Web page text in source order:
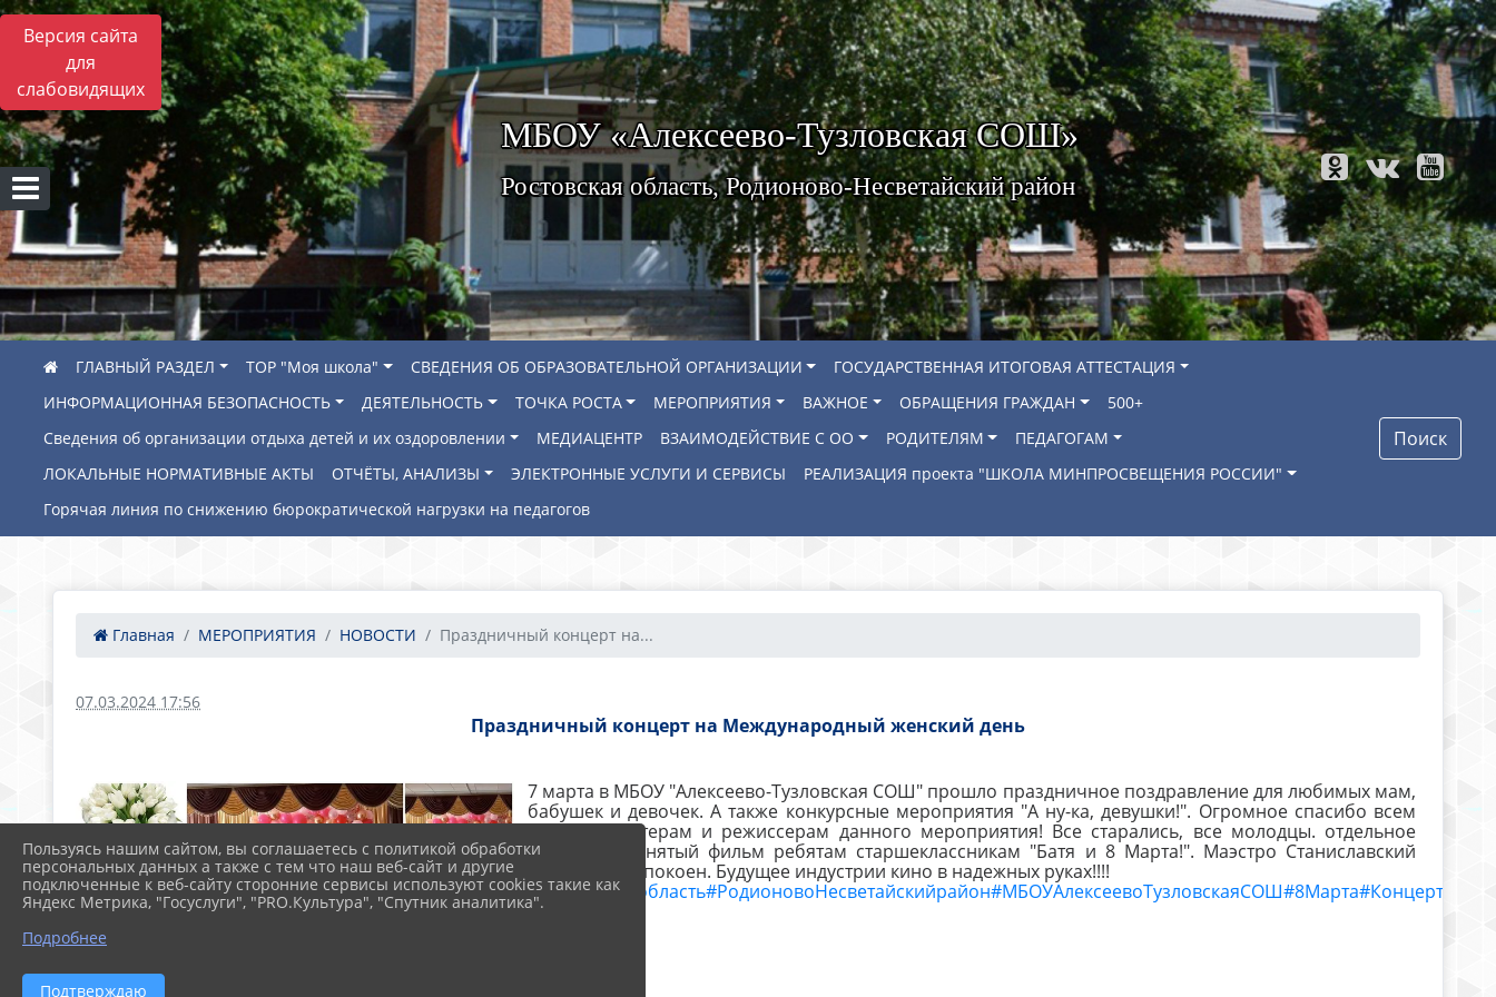
Версия сайта
для
слабовидящих
МБОУ «Алексеево-Тузловская СОШ»
Ростовская область, Родионово-Несветайский район
ГЛАВНЫЙ РАЗДЕЛ ТОР "Моя школа" СВЕДЕНИЯ ОБ ОБРАЗОВАТЕЛЬНОЙ ОРГАНИЗАЦИИ
ГОСУДАРСТВЕННАЯ ИТОГОВАЯ АТТЕСТАЦИЯ
ИНФОРМАЦИОННАЯ БЕЗОПАСНОСТЬ
ДЕЯТЕЛЬНОСТЬ ТОЧКА РОСТА МЕРОПРИЯТИЯ ВАЖНОЕ ОБРАЩЕНИЯ ГРАЖДАН
500+
Сведения об организации отдыха детей и их оздоровлении
МЕДИАЦЕНТР ВЗАИМОДЕЙСТВИЕ С ОО РОДИТЕЛЯМ
ПЕДАГОГАМ
ЛОКАЛЬНЫЕ НОРМАТИВНЫЕ АКТЫ
ОТЧЁТЫ, АНАЛИЗЫ ЭЛЕКТРОННЫЕ УСЛУГИ И СЕРВИСЫ
РЕАЛИЗАЦИЯ проекта "ШКОЛА МИНПРОСВЕЩЕНИЯ РОССИИ"
Горячая линия по снижению бюрократической нагрузки на педагогов
Поиск
Главная МЕРОПРИЯТИЯ НОВОСТИ Праздничный концерт на...
07.03.2024 17:56
Праздничный концерт на Международный женский день
7 марта в МБОУ "Алексеево-Тузловская СОШ" прошло праздничное поздравление для любимых мам,
бабушек и девочек. А также конкурсные мероприятия "А ну-ка, девушки!". Огромное спасибо всем
артистам, актерам и режиссерам данного мероприятия! Все старались, все молодцы. отдельное
спасибо за снятый фильм ребятам старшеклассникам "Батя и 8 Марта!". Маэстро Станиславский
может быть спокоен. Будущее индустрии кино в надежных руках!!!!
#Ростовскаяобласть#РодионовоНесветайскийрайон#МБОУАлексеевоТузловскаяСОШ#8Марта#Концерт
Пользуясь нашим сайтом, вы соглашаетесь с политикой обработки
персональных данных а также с тем что наш веб-сайт и другие
подключенные к веб-сайту сторонние сервисы используют cookies такие как
Яндекс Метрика, "Госуслуги", "PRO.Культура", "Спутник аналитика".
Подробнее
Подтверждаю